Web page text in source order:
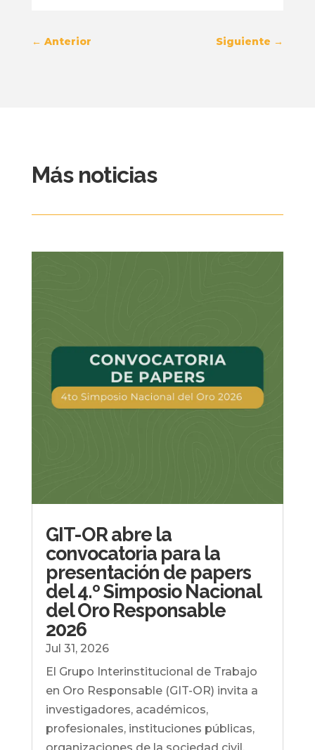
← Anterior Siguiente →
Más noticias
GIT-OR abre la
convocatoria para la
presentación de papers
del 4.º Simposio Nacional
del Oro Responsable
2026
Jul 31, 2026
El Grupo Interinstitucional de Trabajo
en Oro Responsable (GIT-OR) invita a
investigadores, académicos,
profesionales, instituciones públicas,
organizaciones de la sociedad civil,